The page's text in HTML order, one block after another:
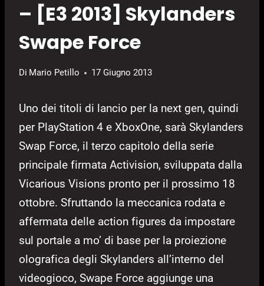
– [E3 2013] Skylanders
Swape Force
Di Mario Petillo 17 Giugno 2013
Uno dei titoli di lancio per la next gen, quindi
per PlayStation 4 e XboxOne, sarà Skylanders
Swap Force, il terzo capitolo della serie
principale firmata Activision, sviluppata dalla
Vicarious Visions pronto per il prossimo 18
ottobre. Sfruttando la meccanica rodata e
affermata delle action figures da impostare
sul portale a mo’ di base per la proiezione
olografica degli Skylanders all’interno del
videogioco, Swape Force aggiunge una